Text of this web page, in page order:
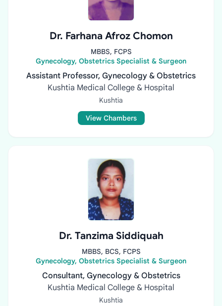
Dr. Farhana Afroz Chomon
MBBS, FCPS
Gynecology, Obstetrics Specialist & Surgeon
Assistant Professor, Gynecology & Obstetrics
Kushtia Medical College & Hospital
Kushtia
View Chambers
Dr. Tanzima Siddiquah
MBBS, BCS, FCPS
Gynecology, Obstetrics Specialist & Surgeon
Consultant, Gynecology & Obstetrics
Kushtia Medical College & Hospital
Kushtia